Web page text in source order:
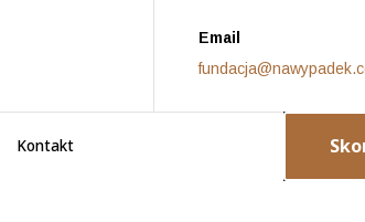
Email
Kontakt